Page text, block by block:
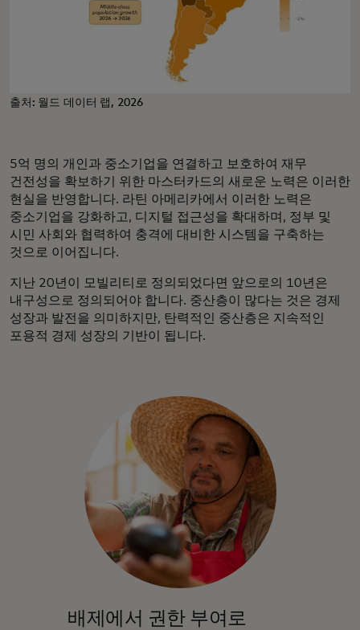
출처: 월드 데이터 랩, 2026
5억 명의 개인과 중소기업을 연결하고 보호하여 재무
건전성을 확보하기 위한 마스터카드의 새로운 노력은 이러한
현실을 반영합니다. 라틴 아메리카에서 이러한 노력은
중소기업을 강화하고, 디지털 접근성을 확대하며, 정부 및
시민 사회와 협력하여 충격에 대비한 시스템을 구축하는
것으로 이어집니다.
지난 20년이 모빌리티로 정의되었다면 앞으로의 10년은
내구성으로 정의되어야 합니다. 중산층이 많다는 것은 경제
성장과 발전을 의미하지만, 탄력적인 중산층은 지속적인
포용적 경제 성장의 기반이 됩니다.
배제에서 권한 부여로